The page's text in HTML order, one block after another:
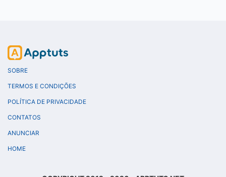
SOBRE
TERMOS E CONDIÇÕES
POLÍTICA DE PRIVACIDADE
CONTATOS
ANUNCIAR
HOME